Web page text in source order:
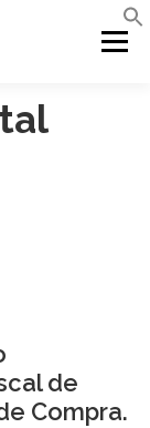
Menu
PDV
de
Compra.